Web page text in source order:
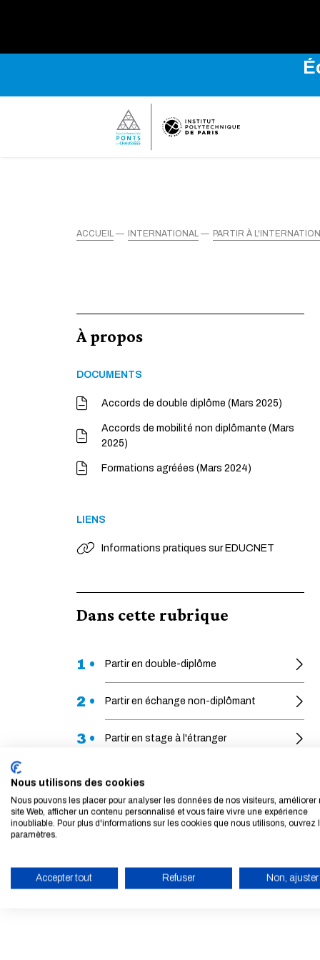
ACCUEIL INTERNATIONAL PARTIR À
À propos
DOCUMENTS
Accords de double diplôme (Mars 2025)
Accords de mobilité non diplômante (Mars
2025)
Formations agréées (Mars 2024)
LIENS
Informations pratiques sur EDUCNET
Dans cette rubrique
1 • Partir en double-diplôme
2 • Partir en échange non-diplômant
3 • Partir en stage à l'étranger
4 • Bourses et aides à la mobilité
Nous utilisons des cookies
Nous pouvons les placer pour analyser les données de nos visiteurs, améliorer
site Web, afficher un contenu personnalisé et vous faire vivre une expérience
inoubliable. Pour plus d'informations sur les cookies que nous utilisons, ouvrez
paramètres.
Accepter tout Refuser Non, ajuster